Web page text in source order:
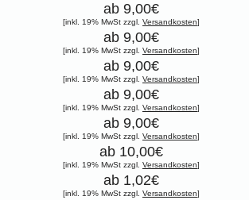
ab 9,00€
[inkl. 19% MwSt zzgl. Versandkosten]
ab 9,00€
[inkl. 19% MwSt zzgl. Versandkosten]
ab 9,00€
[inkl. 19% MwSt zzgl. Versandkosten]
ab 9,00€
[inkl. 19% MwSt zzgl. Versandkosten]
ab 9,00€
[inkl. 19% MwSt zzgl. Versandkosten]
ab 10,00€
[inkl. 19% MwSt zzgl. Versandkosten]
ab 1,02€
[inkl. 19% MwSt zzgl. Versandkosten]